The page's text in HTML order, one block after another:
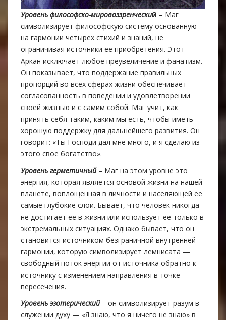
Уровень философско-мировоззренческий – Маг
символизирует философскую систему основанную
на гармонии четырех стихий и знаний, не
ограничивая источники ее приобретения. Этот
Аркан исключает любое преувеличение и фанатизм.
Oн показывает, что поддержание правильных
пропорций во всех сферах жизни обеспечивает
согласованность в поведении и удовлетворении
своей жизнью и с самим собой. Маг учит, как
принять себя таким, каким мы есть, чтобы иметь
хорошую поддержку для дальнейшего развития. Он
говорит: «Ты Господи дал мне много, и я сделаю из
этого свое богатство».
Уровень герметичный – Маг на этом уровне это
энергия, которая является основой жизни на нашей
планете, воплощеннaя в личности и населяющей ее
самые глубокие слои. Бывает, что человек никогда
не достигает ее в жизни или использует ее только в
экстремальных ситуациях. Однако бывает, что он
становится источником безграничной внутренней
гармонии, которую символизирует лемнисата —
свободный поток энергии от источника обратно к
источнику с изменением направления в точке
пересечения.
Уровень эзотерический– он символизирует разум в
служении духу — «Я знаю, что я ничего не знаю» в